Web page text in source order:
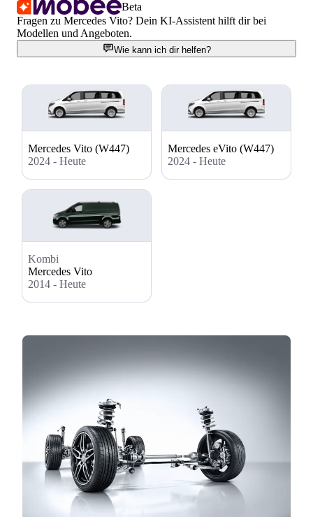
Beta
Fragen zu Mercedes Vito? Dein KI-Assistent hilft dir bei
Modellen und Angeboten.
Wie kann ich dir helfen?
Mercedes Vito (W447)
2024 - Heute
Mercedes eVito (W447)
2024 - Heute
Kombi
Mercedes Vito
2014 - Heute